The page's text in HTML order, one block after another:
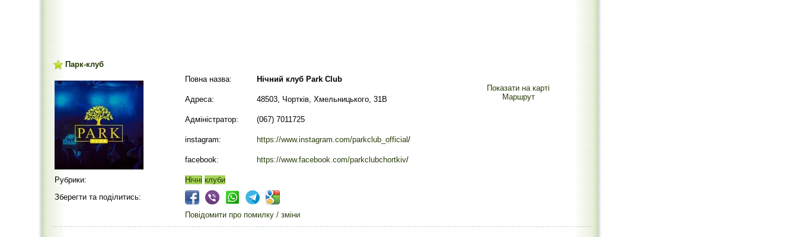
Парк-клуб
Показати на карті
Маршрут
Повна назва: Нічний клуб Park Club
Адреса: 48503, Чортків, Хмельницького, 31В
Адміністратор: (067) 7011725
instagram: https://www.instagram.com/parkclub_official/
facebook: https://www.facebook.com/parkclubchortkiv/
Рубрики: Нічні клуби
Зберегти та поділитись:
Повідомити про помилку / зміни